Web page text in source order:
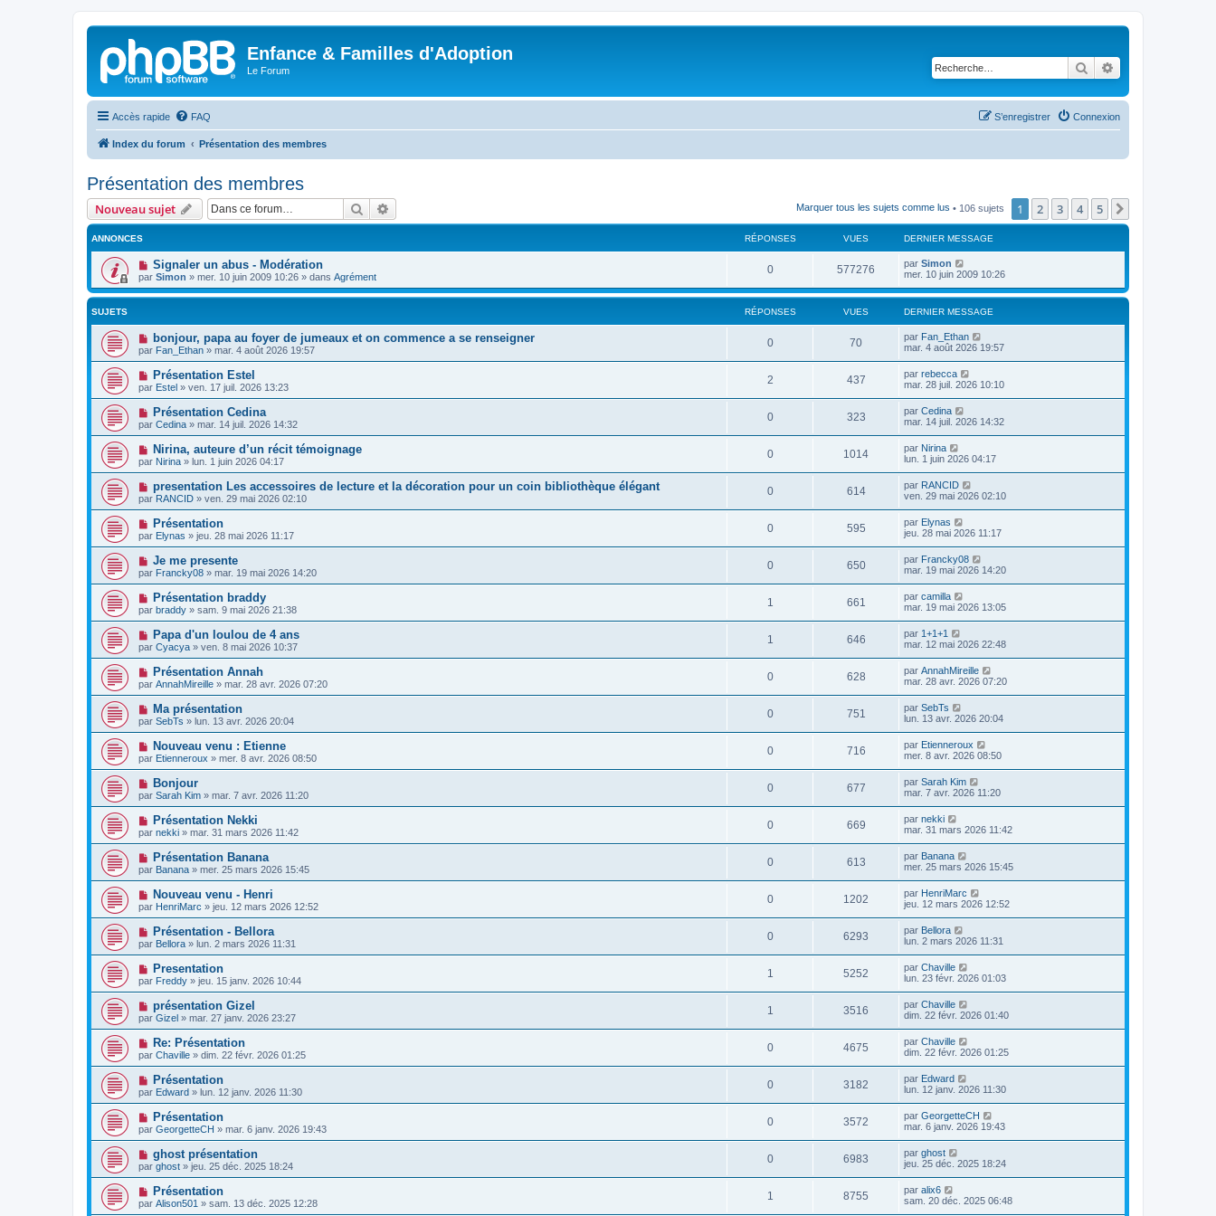
Enfance & Familles d'Adoption
Le Forum Rechercher
Accès rapide FAQ Connexion
S’enregistrer
Index du forum Présentation des membres
Présentation des membres
Nouveau sujet Rechercher Marquer tous les sujets comme lus • 106 sujets 1 2 3 4 5
ANNONCES RÉPONSES VUES DERNIER MESSAGE
Signaler un abus - Modération
par Simon » mer. 10 juin 2009 10:26 » dans Agrément
0 577276 par Simon
mer. 10 juin 2009 10:26
SUJETS RÉPONSES VUES DERNIER MESSAGE
bonjour, papa au foyer de jumeaux et on commence a se renseigner
par Fan_Ethan » mar. 4 août 2026 19:57
0 70 par Fan_Ethan
mar. 4 août 2026 19:57
Présentation Estel
par Estel » ven. 17 juil. 2026 13:23
2 437 par rebecca
mar. 28 juil. 2026 10:10
Présentation Cedina
par Cedina » mar. 14 juil. 2026 14:32
0 323 par Cedina
mar. 14 juil. 2026 14:32
Nirina, auteure d’un récit témoignage
par Nirina » lun. 1 juin 2026 04:17
0 1014 par Nirina
lun. 1 juin 2026 04:17
presentation Les accessoires de lecture et la décoration pour un coin bibliothèque élégant
par RANCID » ven. 29 mai 2026 02:10
0 614 par RANCID
ven. 29 mai 2026 02:10
Présentation
par Elynas » jeu. 28 mai 2026 11:17
0 595 par Elynas
jeu. 28 mai 2026 11:17
Je me presente
par Francky08 » mar. 19 mai 2026 14:20
0 650 par Francky08
mar. 19 mai 2026 14:20
Présentation braddy
par braddy » sam. 9 mai 2026 21:38
1 661 par camilla
mar. 19 mai 2026 13:05
Papa d'un loulou de 4 ans
par Cyacya » ven. 8 mai 2026 10:37
1 646 par 1+1+1
mar. 12 mai 2026 22:48
Présentation Annah
par AnnahMireille » mar. 28 avr. 2026 07:20
0 628 par AnnahMireille
mar. 28 avr. 2026 07:20
Ma présentation
par SebTs » lun. 13 avr. 2026 20:04
0 751 par SebTs
lun. 13 avr. 2026 20:04
Nouveau venu : Etienne
par Etienneroux » mer. 8 avr. 2026 08:50
0 716 par Etienneroux
mer. 8 avr. 2026 08:50
Bonjour
par Sarah Kim » mar. 7 avr. 2026 11:20
0 677 par Sarah Kim
mar. 7 avr. 2026 11:20
Présentation Nekki
par nekki » mar. 31 mars 2026 11:42
0 669 par nekki
mar. 31 mars 2026 11:42
Présentation Banana
par Banana » mer. 25 mars 2026 15:45
0 613 par Banana
mer. 25 mars 2026 15:45
Nouveau venu - Henri
par HenriMarc » jeu. 12 mars 2026 12:52
0 1202 par HenriMarc
jeu. 12 mars 2026 12:52
Présentation - Bellora
par Bellora » lun. 2 mars 2026 11:31
0 6293 par Bellora
lun. 2 mars 2026 11:31
Presentation
par Freddy » jeu. 15 janv. 2026 10:44
1 5252 par Chaville
lun. 23 févr. 2026 01:03
présentation Gizel
par Gizel » mar. 27 janv. 2026 23:27
1 3516 par Chaville
dim. 22 févr. 2026 01:40
Re: Présentation
par Chaville » dim. 22 févr. 2026 01:25
0 4675 par Chaville
dim. 22 févr. 2026 01:25
Présentation
par Edward » lun. 12 janv. 2026 11:30
0 3182 par Edward
lun. 12 janv. 2026 11:30
Présentation
par GeorgetteCH » mar. 6 janv. 2026 19:43
0 3572 par GeorgetteCH
mar. 6 janv. 2026 19:43
ghost présentation
par ghost » jeu. 25 déc. 2025 18:24
0 6983 par ghost
jeu. 25 déc. 2025 18:24
Présentation
par Alison501 » sam. 13 déc. 2025 12:28
1 8755 par alix6
sam. 20 déc. 2025 06:48